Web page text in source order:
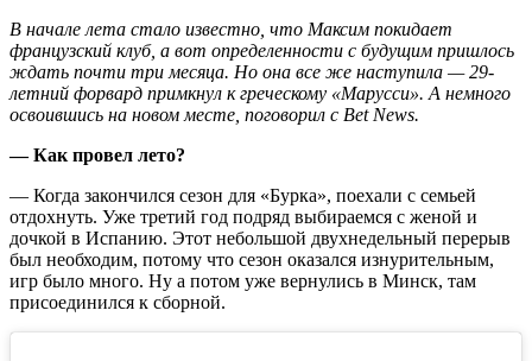
В начале лета стало известно, что Максим покидает
французский клуб, а вот определенности с будущим пришлось
ждать почти три месяца. Но она все же наступила — 29-
летний форвард примкнул к греческому «Марусси». А немного
освоившись на новом месте, поговорил с Bet News.
— Как провел лето?
— Когда закончился сезон для «Бурка», поехали с семьей
отдохнуть. Уже третий год подряд выбираемся с женой и
дочкой в Испанию. Этот небольшой двухнедельный перерыв
был необходим, потому что сезон оказался изнурительным,
игр было много. Ну а потом уже вернулись в Минск, там
присоединился к сборной.